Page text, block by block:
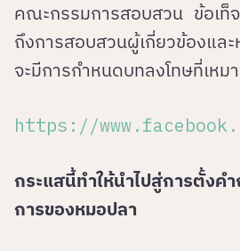
คณะกรรมการสอบสวน ข้อเท็จ
ถึงการสอบสวนผู้เกี่ยวข้องแล
จะมีการกำหนดบทลงโทษที่เหม
https://
กระแสนี้ทำให้นำไปสู่การตั้งค
การของหมอปลา